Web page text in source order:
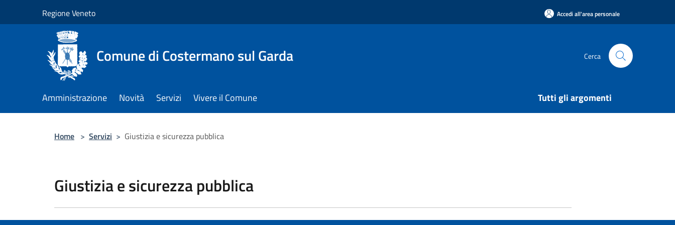
Regione Veneto Accedi all'area personale
Comune di Costermano sul Garda Cerca
Amministrazione Novità Servizi Vivere il Comune Tutti gli argomenti
Home > Servizi > Giustizia e sicurezza pubblica
Giustizia e sicurezza pubblica